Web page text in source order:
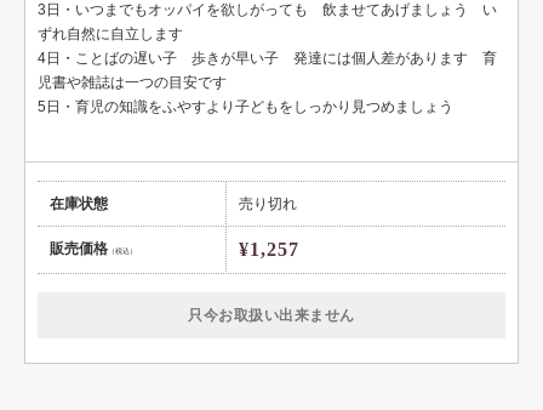
大越 桂
木元 正均
宮﨑 陽江
Suga-Pimps
3日・いつまでもオッパイを欲しがっても 飲ませてあげましょう い
ずれ自然に自立します
4日・ことばの遅い子 歩きが早い子 発達には個人差があります 育
児書や雑誌は一つの目安です
5日・育児の知識をふやすより子どもをしっかり見つめましょう
在庫状態 売り切れ
販売価格（税込） ¥1,257
只今お取扱い出来ません